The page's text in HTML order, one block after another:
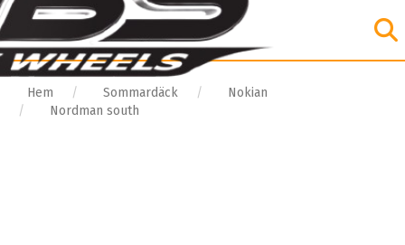
Hem Sommardäck
Nokian
Nordman south